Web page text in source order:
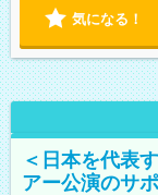
気になる！
＜日本を代表
アー公演のサ